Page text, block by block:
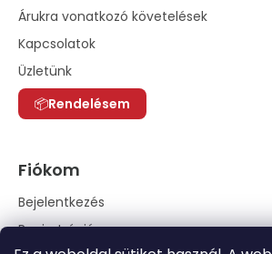
Árukra vonatkozó követelések
Kapcsolatok
Üzletünk
Rendelésem
Fiókom
Bejelentkezés
Regisztráció